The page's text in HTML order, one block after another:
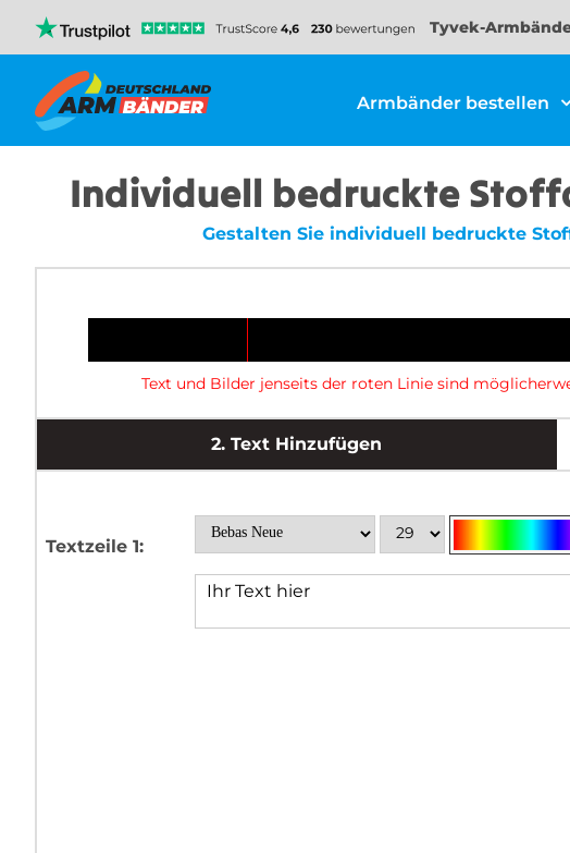
Tyvek-
Armbänder bestellen
Individuell bedruckte
Gestalten Sie individuell bedruckte
Text und Bilder jenseits der roten Linie sind
2.Text Hinzufügen
Textzeile 1: